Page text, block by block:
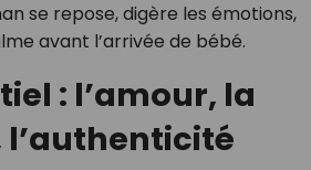
se repose, digère les émotions,
avant l’arrivée de bébé.
: l’amour, la